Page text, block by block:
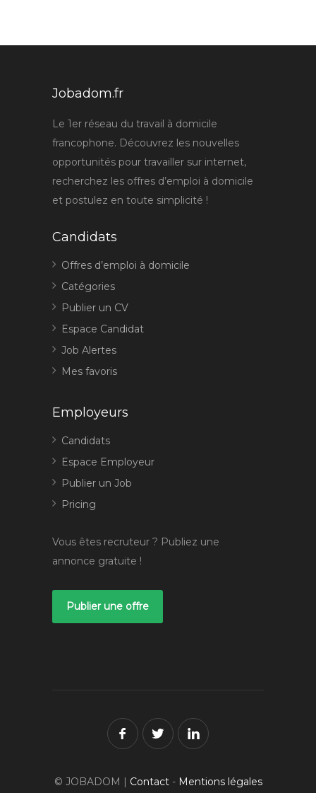
Jobadom.fr
Le 1er réseau du travail à domicile
francophone. Découvrez les nouvelles
opportunités pour travailler sur internet,
recherchez les offres d’emploi à domicile
et postulez en toute simplicité !
Candidats
Offres d’emploi à domicile
Catégories
Publier un CV
Espace Candidat
Job Alertes
Mes favoris
Employeurs
Candidats
Espace Employeur
Publier un Job
Pricing
Vous êtes recruteur ? Publiez une
annonce gratuite !
Publier une offre
© JOBADOM | Contact- Mentions légales